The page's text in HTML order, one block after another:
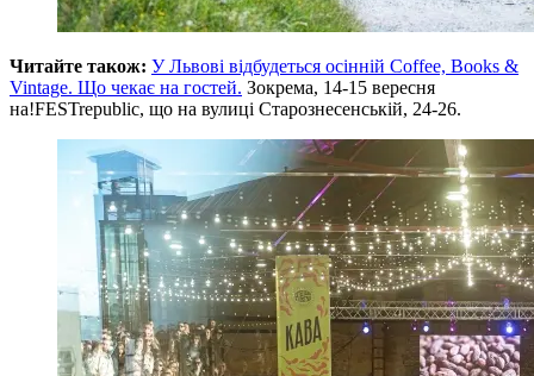
Читайте також: У Львові відбудеться осінній Coffee, Books &
Vintage. Що чекає на гостей. Зокрема, 14-15 вересня
на!FESTrepublic, що на вулиці Старознесенській, 24-26.